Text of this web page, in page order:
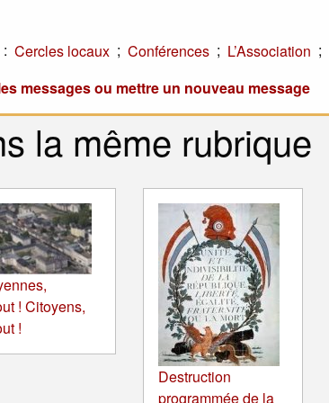
Cercles locaux ; Conférences ; L’Association ;
messages ou mettre un nouveau message
la même rubrique
! Citoyens,
!
Destruction
programmée de la